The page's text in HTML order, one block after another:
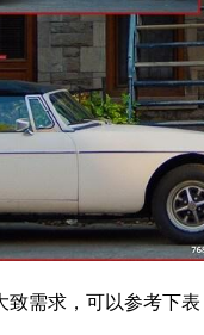
致需求，可以参考下表